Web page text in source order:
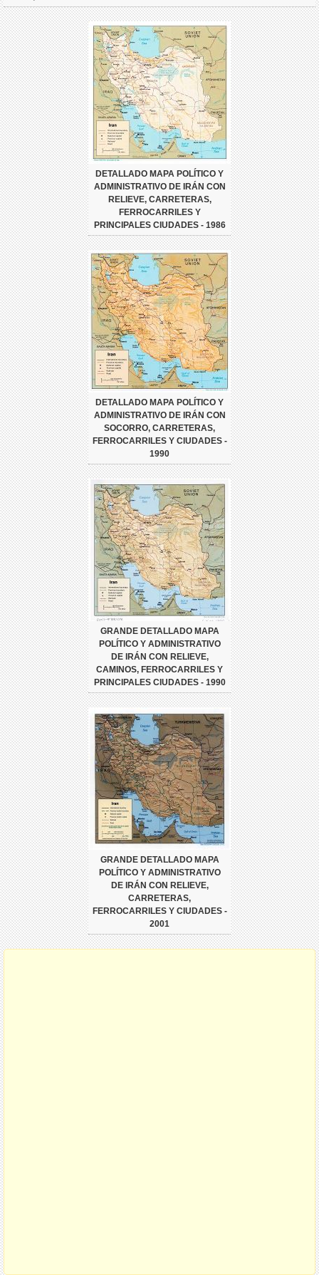
DETALLADO MAPA POLÍTICO Y
ADMINISTRATIVO DE IRÁN CON
RELIEVE, CARRETERAS,
FERROCARRILES Y
PRINCIPALES CIUDADES - 1986
DETALLADO MAPA POLÍTICO Y
ADMINISTRATIVO DE IRÁN CON
SOCORRO, CARRETERAS,
FERROCARRILES Y CIUDADES -
1990
GRANDE DETALLADO MAPA
POLÍTICO Y ADMINISTRATIVO
DE IRÁN CON RELIEVE,
CAMINOS, FERROCARRILES Y
PRINCIPALES CIUDADES - 1990
GRANDE DETALLADO MAPA
POLÍTICO Y ADMINISTRATIVO
DE IRÁN CON RELIEVE,
CARRETERAS,
FERROCARRILES Y CIUDADES -
2001